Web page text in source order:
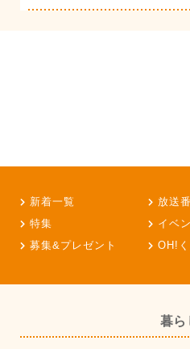
新着一覧 放送
特集
イベ
募集&プレゼント
OH!
暮ら